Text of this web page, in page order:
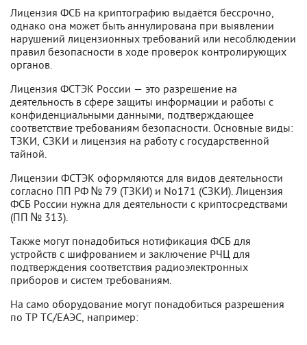
Лицензия ФСБ на криптографию выдаётся бессрочно,
однако она может быть аннулирована при выявлении
нарушений лицензионных требований или несоблюдении
правил безопасности в ходе проверок контролирующих
органов.
Лицензия ФСТЭК России — это разрешение на
деятельность в сфере защиты информации и работы с
конфиденциальными данными, подтверждающее
соответствие требованиям безопасности. Основные виды:
ТЗКИ, СЗКИ и лицензия на работу с государственной
тайной.
Лицензии ФСТЭК оформляются для видов деятельности
согласно ПП РФ № 79 (ТЗКИ) и No171 (СЗКИ). Лицензия
ФСБ России нужна для деятельности с криптосредствами
(ПП № 313).
Также могут понадобиться нотификация ФСБ для
устройств с шифрованием и заключение РЧЦ для
подтверждения соответствия радиоэлектронных
приборов и систем требованиям.
На само оборудование могут понадобиться разрешения
по ТР ТС/ЕАЭС, например: